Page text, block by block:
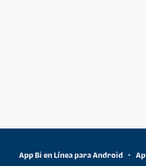
App Bi en Línea para Android •